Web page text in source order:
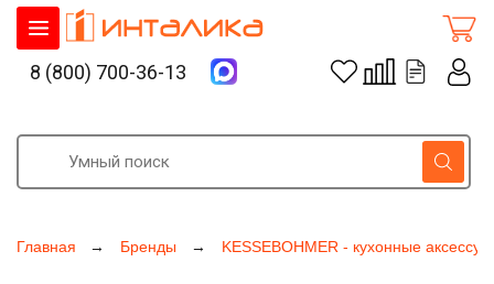
Главная Бренды KESSEBOHMER - кухонные
8 (800) 700-36-13